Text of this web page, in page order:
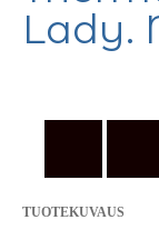
Lady.
TUOTEKUVAUS